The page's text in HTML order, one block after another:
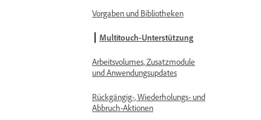
Vorgaben und Bibliotheken
Multitouch-Unterstützung
Arbeitsvolumes, Zusatzmodule
und Anwendungsupdates
Rückgängig-, Wiederholungs- und
Abbruch-Aktionen